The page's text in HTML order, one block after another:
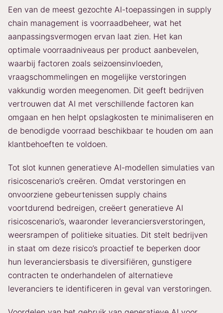
Een van de meest gezochte AI-toepassingen in supply
chain management is voorraadbeheer, wat het
aanpassingsvermogen ervan laat zien. Het kan
optimale voorraadniveaus per product aanbevelen,
waarbij factoren zoals seizoensinvloeden,
vraagschommelingen en mogelijke verstoringen
vakkundig worden meegenomen. Dit geeft bedrijven
vertrouwen dat AI met verschillende factoren kan
omgaan en hen helpt opslagkosten te minimaliseren en
de benodigde voorraad beschikbaar te houden om aan
klantbehoeften te voldoen.
Tot slot kunnen generatieve AI-modellen simulaties van
risicoscenario’s creëren. Omdat verstoringen en
onvoorziene gebeurtenissen supply chains
voortdurend bedreigen, creëert generatieve AI
risicoscenario’s, waaronder leveranciersverstoringen,
weersrampen of politieke situaties. Dit stelt bedrijven
in staat om deze risico’s proactief te beperken door
hun leveranciersbasis te diversifiëren, gunstigere
contracten te onderhandelen of alternatieve
leveranciers te identificeren in geval van verstoringen.